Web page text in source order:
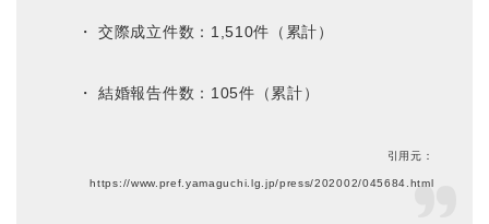
・ 交際成立件数：1,510件（累計）
・ 結婚報告件数：105件（累計）
引用元：
https://www.pref.yamaguchi.lg.jp/press/202002/045684.html